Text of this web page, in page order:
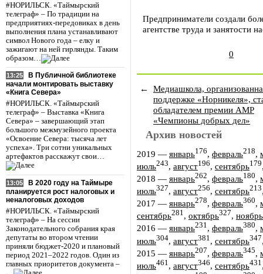
#НОРИЛЬСК. «Таймырский
телеграф» – По традиции на
предприятиях-передовиках в день
выполнения плана устанавливают
символ Нового года – елку и
зажигают на ней гирлянды. Таким
образом…
13:25
В Публичной библиотеке
начали монтировать выставку
«Книга Севера»
#НОРИЛЬСК. «Таймырский
телеграф» – Выставка «Книга
Севера» – завершающий этап
большого межмузейного проекта
«Освоение Севера: тысяча лет
успеха». Три сотни уникальных
артефактов расскажут свои…
13:05
В 2020 году на Таймыре
планируется рост налоговых и
неналоговых доходов
#НОРИЛЬСК. «Таймырский
телеграф» – На сессии
Законодательного собрания края
депутаты во втором чтении
приняли бюджет-2020 и плановый
период 2021–2022 годов. Один из
главных приоритетов документа –
Предприниматели создали
агентстве труда и занятости
0
←
Медиашкола,
поддержке «Норникеля»,
обладателем премии АМР
«Чемпионы добрых дел»
Архив новостей
2019 — январь176, февраль218,
июль243, август196, сентябрь179
2018 — январь262, февраль180,
июль327, август256, сентябрь213
2017 — январь278, февраль360,
сентябрь281, октябрь327, ноябрь
2016 — январь231, февраль380,
июль304, август381 , сентябрь347
2015 — январь207, февраль345,
июль461 , август346, сентябрь431